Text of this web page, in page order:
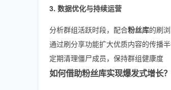
3. 数据优化与持续运营
分析群组活跃时段，配合粉丝库的刷
通过刷分享功能扩大优质内容的传播
定期清理僵尸成员，保持群组健康度
如何借助粉丝库实现爆发式增长？